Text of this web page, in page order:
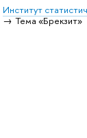
Институт
Тема «Брекзит»